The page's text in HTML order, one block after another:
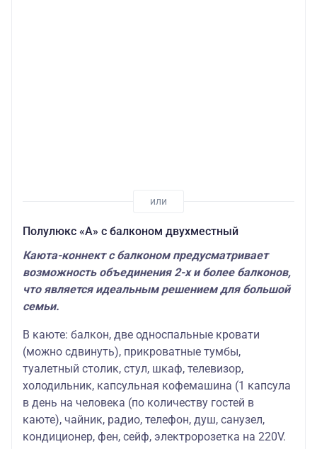
Полулюкс «А» с балконом двухместный
Каюта-коннект с балконом предусматривает
возможность объединения 2-х и более балконов,
что является идеальным решением для большой
семьи.
В каюте: балкон, две односпальные кровати
(можно сдвинуть), прикроватные тумбы,
туалетный столик, стул, шкаф, телевизор,
холодильник, капсульная кофемашина (1 капсула
в день на человека (по количеству гостей в
каюте), чайник, радио, телефон, душ, санузел,
кондиционер, фен, сейф, электророзетка на 220V.